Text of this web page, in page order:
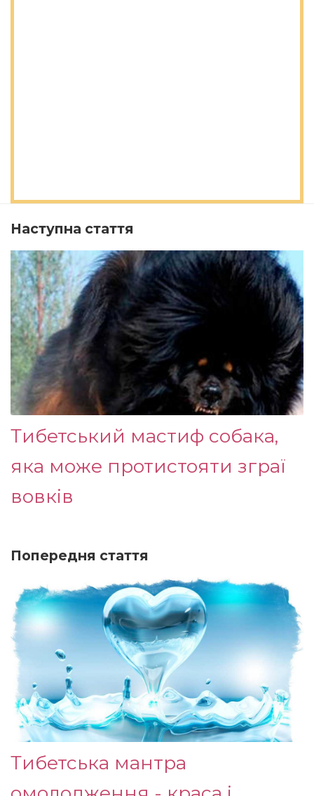
Наступна стаття
Тибетський мастиф собака,
яка може протистояти зграї
вовків
Попередня стаття
Тибетська мантра